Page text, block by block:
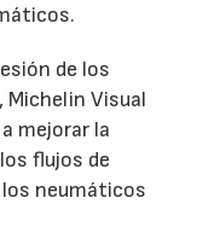
de los
Visual
mejorar la
flujos de
neumáticos